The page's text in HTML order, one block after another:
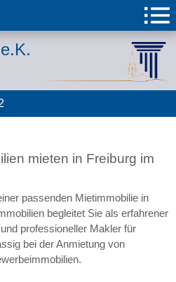
mieten in Freiburg im
passenden Mietimmobilie in
begleitet Sie als erfahrener
professioneller Makler für
bei der Anmietung von